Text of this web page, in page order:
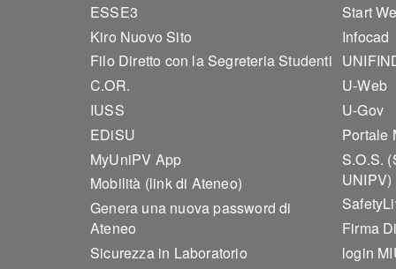
ESSE3
Kiro Nuovo Sito
Filo Diretto con la Segreteria Studenti
C.OR.
IUSS
EDiSU
MyUniPV App
Mobilità (link di Ateneo)
Genera una nuova password di
Ateneo
Sicurezza in Laboratorio
Start
Infocad
U-Web
U-Gov
Portale
S.O.S.
UNIPV)
Firma
login